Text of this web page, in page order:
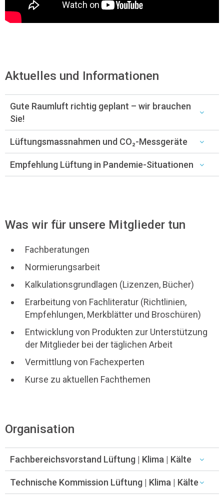
Aktuelles und Informationen
Gute Raumluft richtig geplant – wir brauchen
Sie!
Lüftungsmassnahmen und CO₂-Messgeräte
Empfehlung Lüftung in Pandemie-Situationen
Was wir für unsere Mitglieder tun
Fachberatungen
Normierungsarbeit
Kalkulationsgrundlagen (Lizenzen, Bücher)
Erarbeitung von Fachliteratur (Richtlinien,
Empfehlungen, Merkblätter und Broschüren)
Entwicklung von Produkten zur Unterstützung
der Mitglieder bei der täglichen Arbeit
Vermittlung von Fachexperten
Kurse zu aktuellen Fachthemen
Organisation
Fachbereichsvorstand Lüftung | Klima | Kälte
Technische Kommission Lüftung | Klima | Kälte